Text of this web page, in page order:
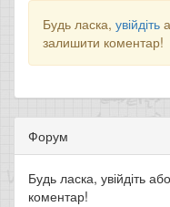
Будь ласка, увійдіть
залишити коментар!
Форум
Будь ласка, увійдіть
коментар!